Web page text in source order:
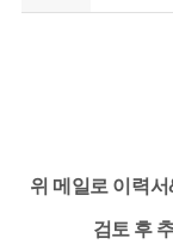
위 메일로 이력서
검토 후